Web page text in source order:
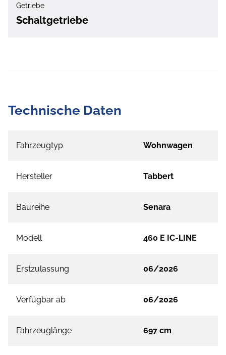
Getriebe
Schaltgetriebe
Technische Daten
Fahrzeugtyp Wohnwagen
Hersteller Tabbert
Baureihe Senara
Modell 460 E IC-LINE
Erstzulassung 06/2026
Verfügbar ab 06/2026
Fahrzeuglänge 697 cm